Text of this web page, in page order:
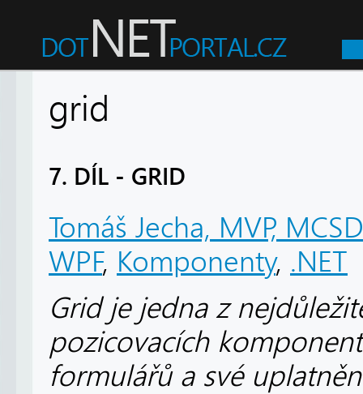
grid
7. DÍL - GRID
Tomáš Jecha, MVP, MCSD
WPF, Komponenty, .NET
Grid je jedna z
pozicovacích
formulářů a své